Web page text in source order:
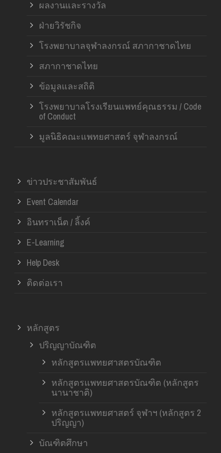
ผลงานและรางวัล
ฝ่ายวิรัชกิจ
โรงพยาบาลจุฬาลงกรณ์ สภากาชาดไทย
สภากาชาดไทย
ข้อมูลและสถิติ
โรงพยาบาลโรงเรียนแพทย์คุณธรรม / Code
of Conduct
มูลนิธิคณะแพทยศาสตร์ จุฬาลงกรณ์
ข่าวประชาสัมพันธ์
Event Calendar
อินทราเน็ต / ลิ้งค์
E-Learning
Help Desk
ติดต่อเรา
หลักสูตร
ปริญญาบัณฑิต
หลักสูตรแพทยศาสตรบัณฑิต
หลักสูตรแพทยศาสตรบัณฑิต (หลักสูตร
นานาชาติ)
หลักสูตรแพทยศาสตร์ จุฬาฯ (หลักสูตร 2
ปริญญา)
บัณฑิตศึกษา